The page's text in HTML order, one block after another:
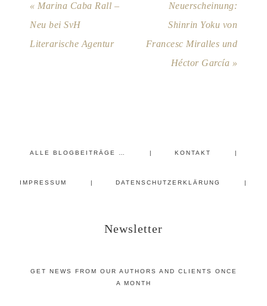
« Marina Caba Rall –
Neu bei SvH
Literarische Agentur
Neuerscheinung:
Shinrin Yoku von
Francesc Miralles und
Héctor García »
ALLE BLOGBEITRÄGE … KONTAKT
IMPRESSUM DATENSCHUTZERKLÄRUNG
Newsletter
GET NEWS FROM OUR AUTHORS AND CLIENTS ONCE
A MONTH